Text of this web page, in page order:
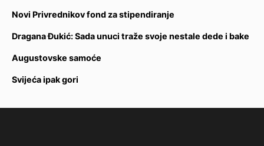
Novi Privrednikov fond za stipendiranje
Dragana Đukić: Sada unuci traže svoje nestale dede i bake
Augustovske samoće
Svijeća ipak gori